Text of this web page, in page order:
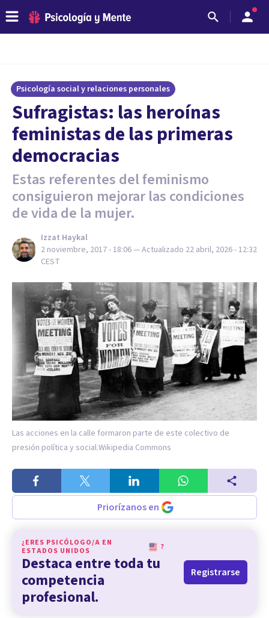
Psicología social y relaciones personales
Sufragistas: las heroínas
feministas de las primeras
democracias
Estas referentes del feminismo
consiguieron mejorar las condiciones
de vida de la mujer.
Izzat Haykal
2 noviembre, 2017 - 18:06— Actualizado 22 abril, 2026 - 12:32
CEST
Las acciones en la calle formaron parte de este colectivo de
presión política y social.Wikipedia Commons
Priorízanos en
¿ERES PSICÓLOGO/A EN
ESTADOS UNIDOS
?
Destaca entre toda tu
competencia
profesional.
Registrarse